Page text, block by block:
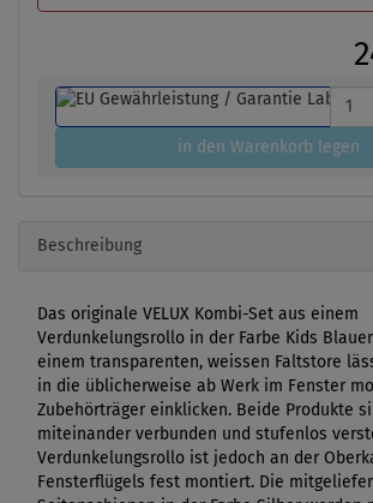
in den Warenkorb legen
Beschreibung
Das originale VELUX Kombi-Set aus einem
Verdunkelungsrollo in der Farbe Kids
einem transparenten, weissen Faltstore
in die üblicherweise ab Werk im Fenster
Zubehörträger einklicken. Beide Produkte
miteinander verbunden und stufenlos
Verdunkelungsrollo ist jedoch an der
Fensterflügels fest montiert. Die